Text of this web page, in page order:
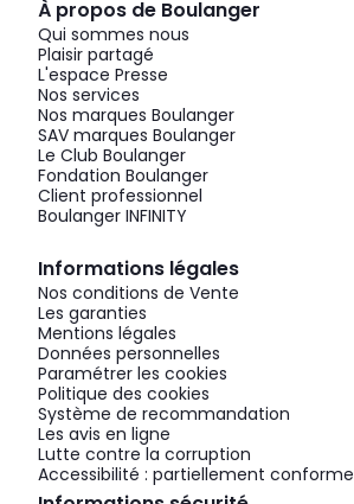
À propos de Boulanger
Qui sommes nous
Plaisir partagé
L'espace Presse
Nos services
Nos marques Boulanger
SAV marques Boulanger
Le Club Boulanger
Fondation Boulanger
Client professionnel
Boulanger INFINITY
Informations légales
Nos conditions de Vente
Les garanties
Mentions légales
Données personnelles
Paramétrer les cookies
Politique des cookies
Système de recommandation
Les avis en ligne
Lutte contre la corruption
Accessibilité : partiellement conforme